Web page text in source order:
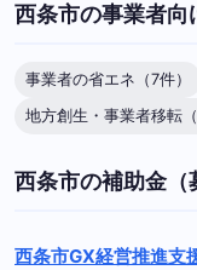
西条市の事業者向
事業者の省エネ（7件）
地方創生・事業者移転（
西条市の補助金（
西条市GX経営推進支